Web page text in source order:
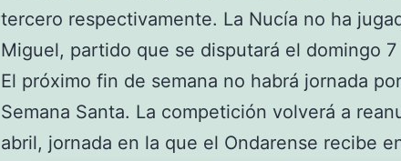
tercero respectivamente. La Nucía no ha
Miguel, partido que se disputará el domingo 7
El próximo fin de semana no habrá jornada
Semana Santa. La competición volverá a
abril, jornada en la que el Ondarense recibe